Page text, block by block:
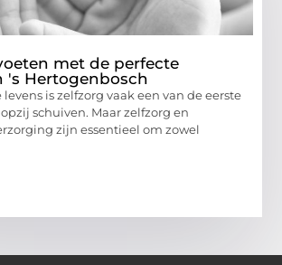
met de perfecte
's Hertogenbosch
is zelfzorg vaak een van de eerste
schuiven. Maar zelfzorg en
zijn essentieel om zowel